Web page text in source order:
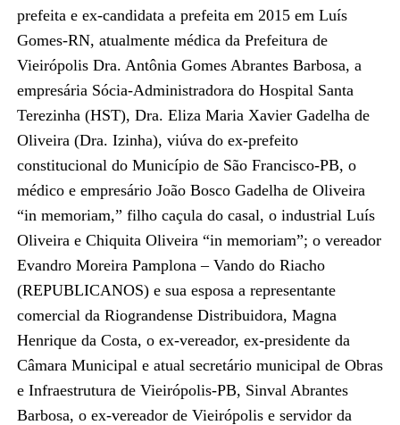
prefeita e ex-candidata a prefeita em 2015 em Luís
Gomes-RN, atualmente médica da Prefeitura de
Vieirópolis Dra. Antônia Gomes Abrantes Barbosa, a
empresária Sócia-Administradora do Hospital Santa
Terezinha (HST), Dra. Eliza Maria Xavier Gadelha de
Oliveira (Dra. Izinha), viúva do ex-prefeito
constitucional do Município de São Francisco-PB, o
médico e empresário João Bosco Gadelha de Oliveira
“in memoriam,” filho caçula do casal, o industrial Luís
Oliveira e Chiquita Oliveira “in memoriam”; o vereador
Evandro Moreira Pamplona – Vando do Riacho
(REPUBLICANOS) e sua esposa a representante
comercial da Riograndense Distribuidora, Magna
Henrique da Costa, o ex-vereador, ex-presidente da
Câmara Municipal e atual secretário municipal de Obras
e Infraestrutura de Vieirópolis-PB, Sinval Abrantes
Barbosa, o ex-vereador de Vieirópolis e servidor da